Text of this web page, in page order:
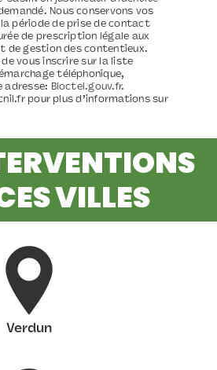
Nous conservons vos
période de prise de contact
de prescription légale aux
de gestion des contentieux.
vous inscrire sur la liste
téléphonique,
adresse: Bloctel.gouv.fr.
pour plus d’informations sur
VILLES
Verdun